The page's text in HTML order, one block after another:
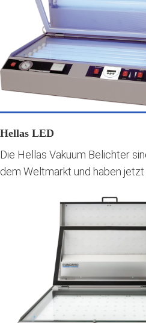
Hellas LED
Die Hellas Vakuum Belichter
dem Weltmarkt und haben jetzt